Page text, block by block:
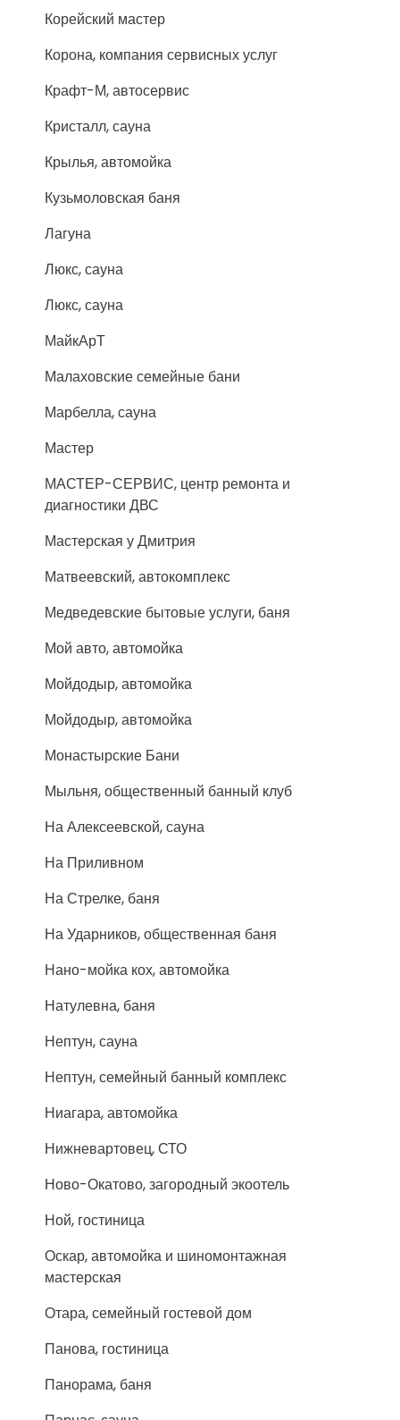
Корейский мастер
Корона, компания сервисных услуг
Крафт-М, автосервис
Кристалл, сауна
Крылья, автомойка
Кузьмоловская баня
Лагуна
Люкс, сауна
Люкс, сауна
МайкАрТ
Малаховские семейные бани
Марбелла, сауна
Мастер
МАСТЕР-СЕРВИС, центр ремонта и
диагностики ДВС
Мастерская у Дмитрия
Матвеевский, автокомплекс
Медведевские бытовые услуги, баня
Мой авто, автомойка
Мойдодыр, автомойка
Мойдодыр, автомойка
Монастырские Бани
Мыльня, общественный банный клуб
На Алексеевской, сауна
На Приливном
На Стрелке, баня
На Ударников, общественная баня
Нано-мойка кох, автомойка
Натулевна, баня
Нептун, сауна
Нептун, семейный банный комплекс
Ниагара, автомойка
Нижневартовец, СТО
Ново-Окатово, загородный экоотель
Ной, гостиница
Оскар, автомойка и шиномонтажная
мастерская
Отара, семейный гостевой дом
Панова, гостиница
Панорама, баня